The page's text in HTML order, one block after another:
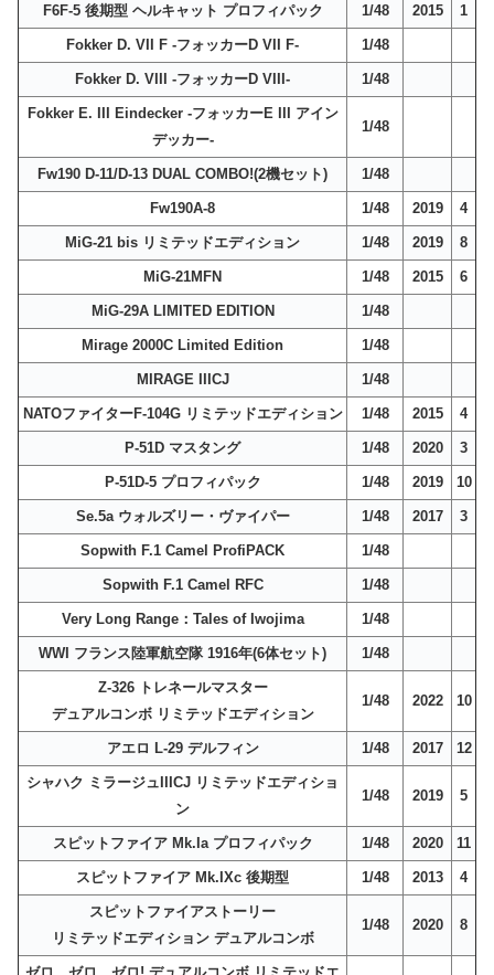
F6F-5 後期型 ヘルキャット プロフィパック 1/48 2015 1
Fokker D. VII F -フォッカーD VII F- 1/48
Fokker D. VIII -フォッカーD VIII- 1/48
Fokker E. III Eindecker -フォッカーE III アイン
デッカー-
1/48
Fw190 D-11/D-13 DUAL COMBO!(2機セット) 1/48
Fw190A-8 1/48 2019 4
MiG-21 bis リミテッドエディション 1/48 2019 8
MiG-21MFN 1/48 2015 6
MiG-29A LIMITED EDITION 1/48
Mirage 2000C Limited Edition 1/48
MIRAGE IIICJ 1/48
NATOファイターF-104G リミテッドエディション 1/48 2015 4
P-51D マスタング 1/48 2020 3
P-51D-5 プロフィパック 1/48 2019 10
Se.5a ウォルズリー・ヴァイパー 1/48 2017 3
Sopwith F.1 Camel ProfiPACK 1/48
Sopwith F.1 Camel RFC 1/48
Very Long Range：Tales of Iwojima 1/48
WWI フランス陸軍航空隊 1916年(6体セット) 1/48
Z-326 トレネールマスター
デュアルコンボ リミテッドエディション
1/48 2022 10
アエロ L-29 デルフィン 1/48 2017 12
シャハク ミラージュIIICJ リミテッドエディショ
ン
1/48 2019 5
スピットファイア Mk.Ia プロフィパック 1/48 2020 11
スピットファイア Mk.IXc 後期型 1/48 2013 4
スピットファイアストーリー
リミテッドエディション デュアルコンボ
1/48 2020 8